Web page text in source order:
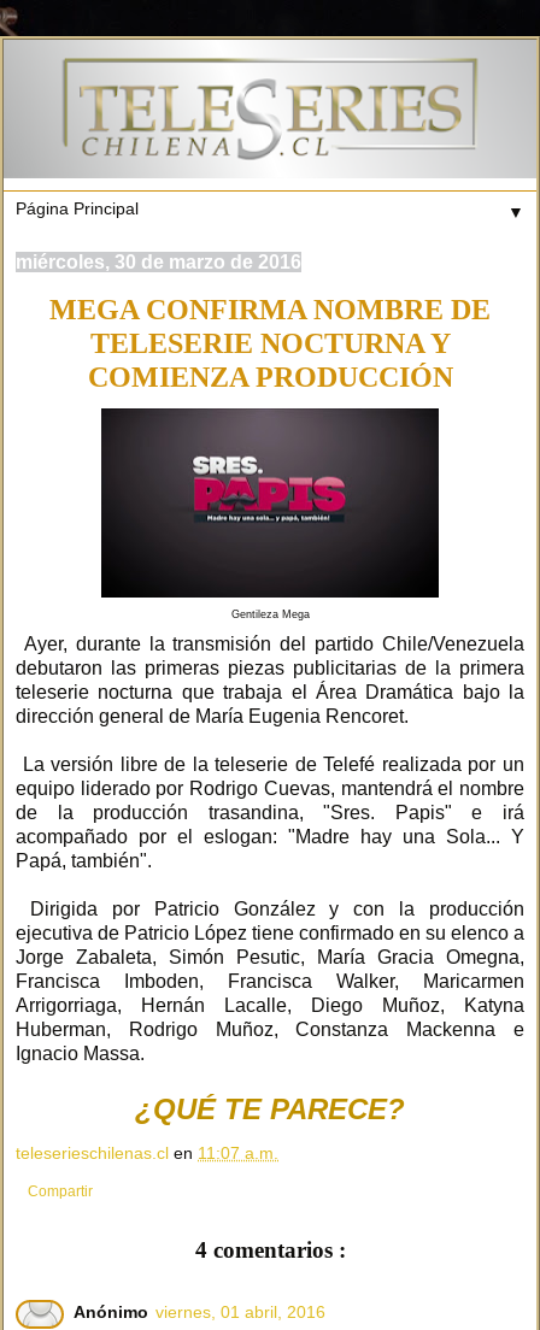
▼
miércoles, 30 de marzo de 2016
MEGA CONFIRMA NOMBRE DE
TELESERIE NOCTURNA Y
COMIENZA PRODUCCIÓN
Gentileza Mega
Ayer, durante la transmisión del partido Chile/Venezuela
debutaron las primeras piezas publicitarias de la primera
teleserie nocturna que trabaja el Área Dramática bajo la
dirección general de María Eugenia Rencoret.
La versión libre de la teleserie de Telefé realizada por un
equipo liderado por Rodrigo Cuevas, mantendrá el nombre
de la producción trasandina, "Sres. Papis" e irá
acompañado por el eslogan: "Madre hay una Sola... Y
Papá, también".
Dirigida por Patricio González y con la producción
ejecutiva de Patricio López tiene confirmado en su elenco a
Jorge Zabaleta, Simón Pesutic, María Gracia Omegna,
Francisca Imboden, Francisca Walker, Maricarmen
Arrigorriaga, Hernán Lacalle, Diego Muñoz, Katyna
Huberman, Rodrigo Muñoz, Constanza Mackenna e
Ignacio Massa.
¿QUÉ TE PARECE?
teleserieschilenas.cl en 11:07 a.m.
Compartir
4 comentarios :
Anónimo viernes, 01 abril, 2016